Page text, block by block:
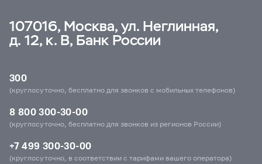
107016, Москва, ул. Неглинная,
д. 12, к. В, Банк России
300
(круглосуточно, бесплатно для звонков с мобильных телефонов)
8 800 300-30-00
(круглосуточно, бесплатно для звонков из регионов России)
+7 499 300-30-00
(круглосуточно, в соответствии с тарифами вашего оператора)